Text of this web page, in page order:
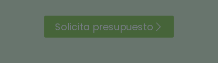
Solicita presupuesto